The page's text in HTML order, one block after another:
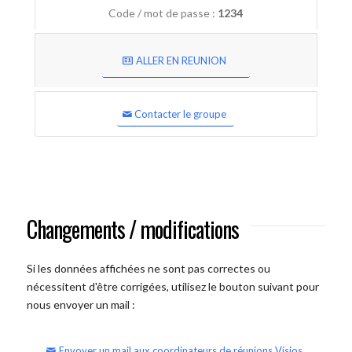
Code / mot de passe : 1234
ALLER EN REUNION
Contacter le groupe
Changements / modifications
Si les données affichées ne sont pas correctes ou
nécessitent d'être corrigées, utilisez le bouton suivant pour
nous envoyer un mail :